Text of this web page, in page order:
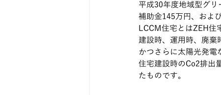
佐藤亜紀代 佐藤優希 大森
平成30年度地域型グ
補助金145万円、およ
LCCM住宅とはZEH住
建設時、運用時、廃棄
かつさらに太陽光発電
住宅建設時のCo2排出
たものです。